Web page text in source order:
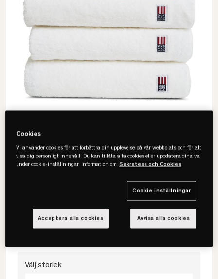
• 100% bomullsfrotté
• OEKO-TEX®-certifierad
• Flera storlekar & färger
Välj storlek
Cookies
Vi använder cookies för att förbättra din upplevelse på vår webbplats och för att
visa dig personligt innehåll. Du kan tillåta alla cookies eller uppdatera dina val
under cookie-inställningar. Information om Sekretess och Cookies
Cookie inställningar
Avvisa alla cookies
Acceptera alla cookies